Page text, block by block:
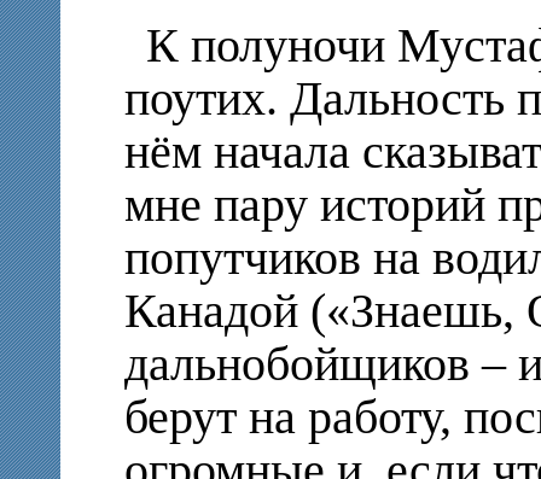
К полуночи
поутих. Дальность
нём начала
мне пару историй
попутчиков на
Канадой («Знаешь,
дальнобойщиков –
берут на работу,